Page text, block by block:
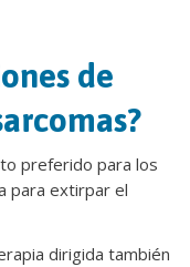
de
preferido para los
para extirpar el
dirigida también